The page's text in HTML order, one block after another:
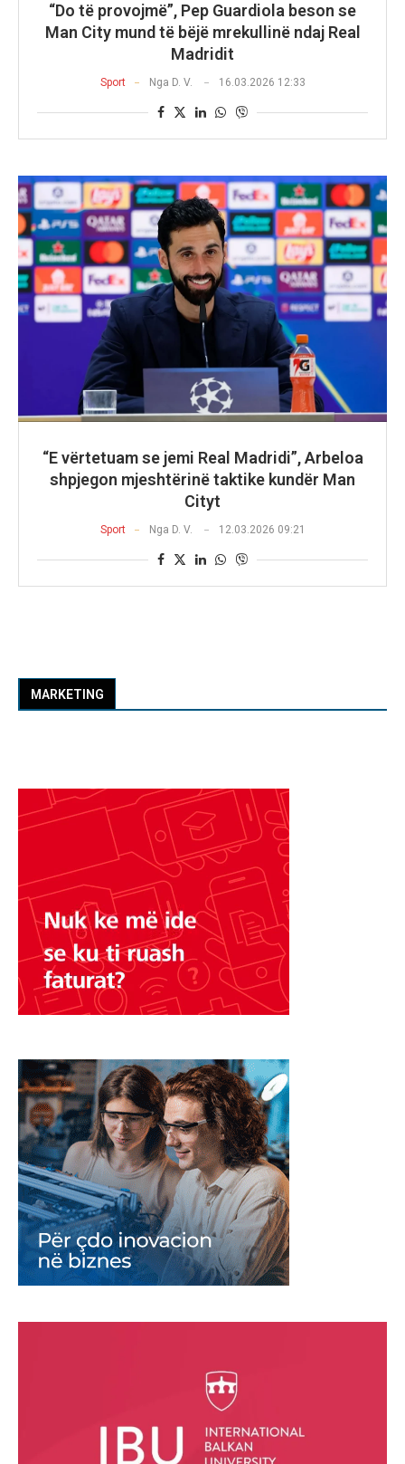
“Do të provojmë”, Pep Guardiola beson se
Man City mund të bëjë mrekullinë ndaj Real
Madridit
Sport Nga D. V. 16.03.2026 12:33
“E vërtetuam se jemi Real Madridi”, Arbeloa
shpjegon mjeshtërinë taktike kundër Man
Cityt
Sport Nga D. V. 12.03.2026 09:21
MARKETING